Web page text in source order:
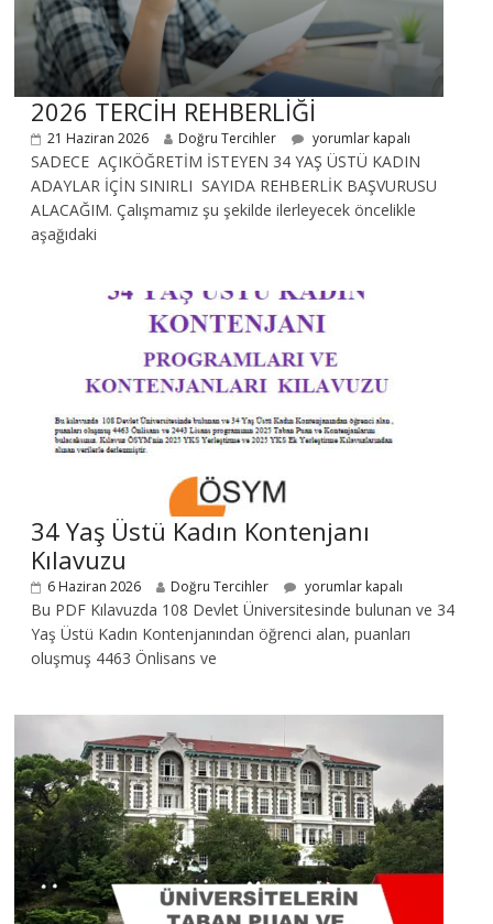
2026 TERCİH REHBERLİĞİ
21 Haziran 2026 Doğru Tercihler yorumlar kapalı
SADECE AÇIKÖĞRETİM İSTEYEN 34 YAŞ ÜSTÜ KADIN
ADAYLAR İÇİN SINIRLI SAYIDA REHBERLİK BAŞVURUSU
ALACAĞIM. Çalışmamız şu şekilde ilerleyecek öncelikle
aşağıdaki
34 Yaş Üstü Kadın Kontenjanı
Kılavuzu
6 Haziran 2026 Doğru Tercihler yorumlar kapalı
Bu PDF Kılavuzda 108 Devlet Üniversitesinde bulunan ve 34
Yaş Üstü Kadın Kontenjanından öğrenci alan, puanları
oluşmuş 4463 Önlisans ve